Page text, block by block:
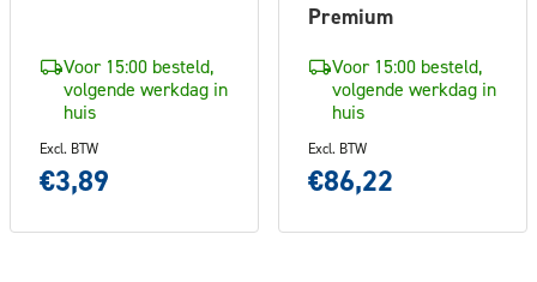
Voor 15:00 besteld,
volgende werkdag in
huis
Excl. BTW
€3,89
Premium
Voor 15:00 besteld,
volgende werkdag in
huis
Excl. BTW
€86,22